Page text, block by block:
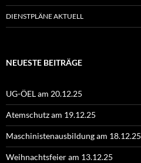
DIENSTPLÄNE AKTUELL
NEUESTE BEITRÄGE
UG-ÖEL am 20.12.25
Atemschutz am 19.12.25
Maschinistenausbildung am 18.12.25
Weihnachtsfeier am 13.12.25